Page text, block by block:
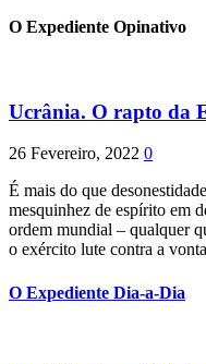
O Expediente Opinativo
Ucrânia. O rapto da
26 Fevereiro, 2022 0
É mais do que
mesquinhez de espírito em
ordem mundial – qualquer
o exército lute contra a
O Expediente Dia-a-Dia